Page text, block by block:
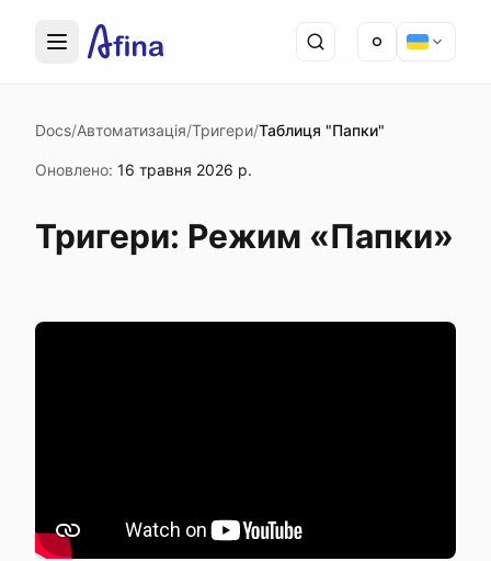
Docs/Автоматизація/Тригери/Таблиця "Папки"
Оновлено: 16 травня 2026 р.
Тригери: Режим «Папки»